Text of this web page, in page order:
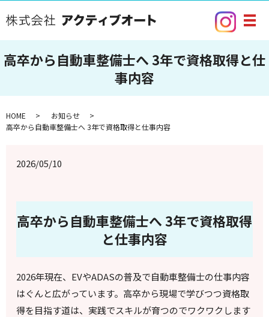
メ
高卒から自動車整備士へ 3年で資格取得と仕
事内容
HOME
お知らせ
高卒から自動車整備士へ 3年で資格取得と仕事内容
2026/05/10
高卒から自動車整備士へ 3年で資格取得
と仕事内容
2026年現在、EVやADASの普及で自動車整備士の仕事内容
はぐんと広がっています。高卒から現場で学びつつ資格取
得を目指す道は、実践でスキルが育つのでワクワクします